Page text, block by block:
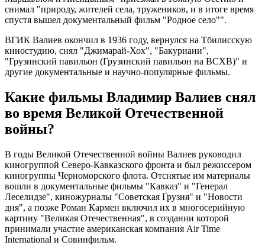
снимал "природу, жителей села, тружеников, и в итоге время
спустя вышел документальный фильм "Родное село"".
ВГИК Валиев окончил в 1936 году, вернулся на Тбилисскую
киностудию, снял "Джимарай-Хох", "Бакуриани",
"Грузинский павильон (Грузинский павильон на ВСХВ)" и
другие документальные и научно-популярные фильмы.
Какие фильмы Владимир Валиев снял
во время Великой Отечественной
войны?
В годы Великой Отечественной войны Валиев руководил
киногруппой Северо-Кавказского фронта и был режиссером
киногруппы Черноморского флота. Отснятые им материалы
вошли в документальные фильмы "Кавказ" и "Генерал
Леселидзе", киножурналы "Советская Грузия" и "Новости
дня", а позже Роман Кармен включил их в многосерийную
картину "Великая Отечественная", в создании которой
принимали участие американская компания Air Time
International и Совинфильм.